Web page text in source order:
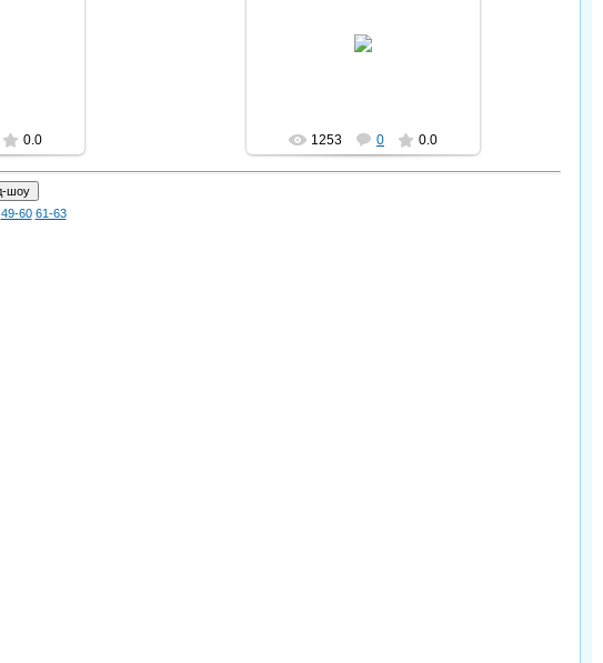
0.0 1253 0 0.0
49-60 61-63